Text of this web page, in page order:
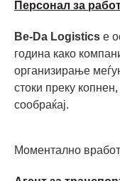
Персонал за
Be-Da Logistics е
година како
организирање
стоки преку
сообраќај.
Моментално